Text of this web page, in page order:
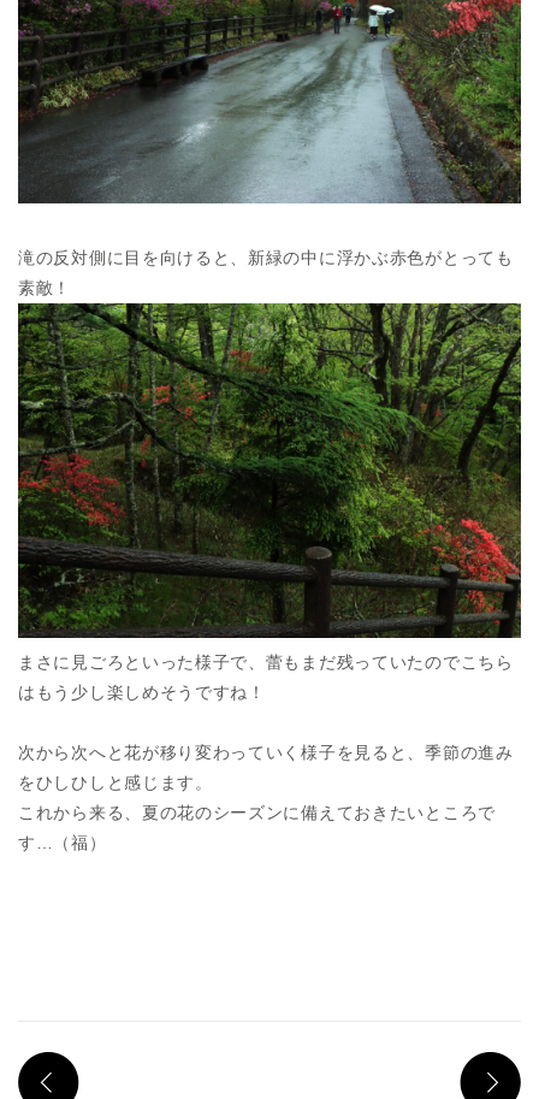
滝の反対側に目を向けると、新緑の中に浮かぶ赤色がとっても
素敵！
まさに見ごろといった様子で、蕾もまだ残っていたのでこちら
はもう少し楽しめそうですね！
次から次へと花が移り変わっていく様子を見ると、季節の進み
をひしひしと感じます。
これから来る、夏の花のシーズンに備えておきたいところで
す…（福）